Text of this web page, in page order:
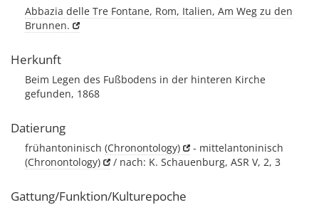
Abbazia delle Tre Fontane, Rom, Italien, Am Weg zu den
Brunnen.
Herkunft
Beim Legen des Fußbodens in der hinteren Kirche
gefunden, 1868
Datierung
frühantoninisch (Chronontology)
- mittelantoninisch
(Chronontology)
/ nach: K. Schauenburg, ASR V, 2, 3
Gattung/Funktion/Kulturepoche